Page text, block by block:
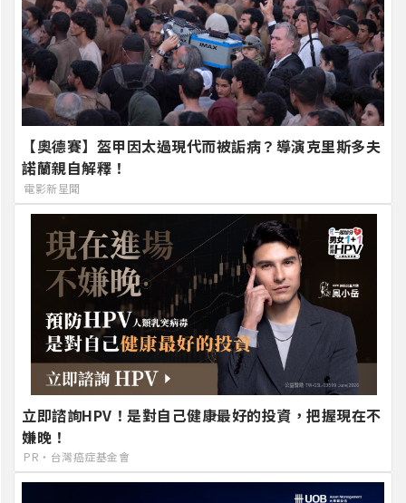
【奧德賽】盔甲因太過現代而被詬病？導演克里斯多夫
諾蘭親自解釋！
電影新星聞
立即諮詢HPV！是對自己健康最好的投資，把握現在不
嫌晚！
PR・台灣癌症基金會